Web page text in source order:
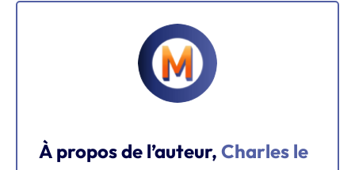
À propos de l’auteur, Charles le